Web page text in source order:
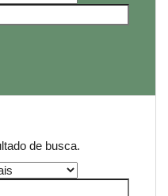
de busca.